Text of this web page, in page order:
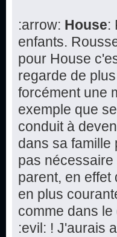
:arrow: House:
enfants.
pour House
regarde de
forcément une
exemple que
conduit à
dans sa famille
pas
parent, en
en plus
comme dans
:evil: ! J'aurais